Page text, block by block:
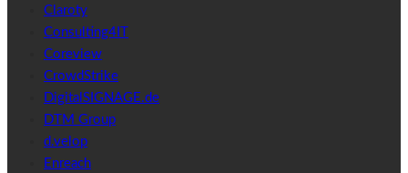
Claroty
Consulting4IT
Coreview
CrowdStrike
DigitalSIGNAGE.de
DTM Group
d.velop
Enreach